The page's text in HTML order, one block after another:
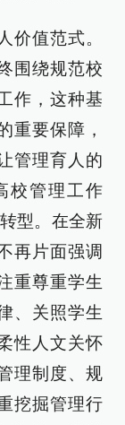
价值范式。
围绕规范校
作，这种基
重要保障，
管理育人的
校管理工作
型。在全新
再片面强调
重尊重学生
、关照学生
性人文关怀
理制度、规
挖掘管理行